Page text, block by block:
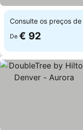
Consulte os preços de
De € 92